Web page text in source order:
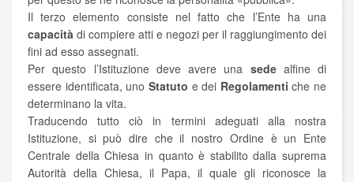
Il terzo elemento consiste nel fatto che l’Ente ha una
capacità di compiere atti e negozi per il raggiungimento dei
fini ad esso assegnati.
Per questo l’Istituzione deve avere una sedealfine di
essere identificata, uno Statuto e dei Regolamenti che ne
determinano la vita.
Traducendo tutto ciò in termini adeguati alla nostra
Istituzione, si può dire che il nostro Ordine è un Ente
Centrale della Chiesa in quanto è stabilito dalla suprema
Autorità della Chiesa, il Papa, il quale gli riconosce la